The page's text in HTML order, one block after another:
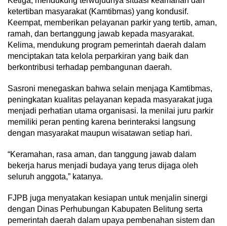
ketertiban masyarakat (Kamtibmas) yang kondusif.
Keempat, memberikan pelayanan parkir yang tertib, aman,
ramah, dan bertanggung jawab kepada masyarakat.
Kelima, mendukung program pemerintah daerah dalam
menciptakan tata kelola perparkiran yang baik dan
berkontribusi terhadap pembangunan daerah.
Sasroni menegaskan bahwa selain menjaga Kamtibmas,
peningkatan kualitas pelayanan kepada masyarakat juga
menjadi perhatian utama organisasi. Ia menilai juru parkir
memiliki peran penting karena berinteraksi langsung
dengan masyarakat maupun wisatawan setiap hari.
“Keramahan, rasa aman, dan tanggung jawab dalam
bekerja harus menjadi budaya yang terus dijaga oleh
seluruh anggota,” katanya.
FJPB juga menyatakan kesiapan untuk menjalin sinergi
dengan Dinas Perhubungan Kabupaten Belitung serta
pemerintah daerah dalam upaya pembenahan sistem dan